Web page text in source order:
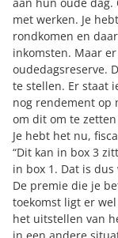
met werken. Je
rondkomen en
inkomsten. Maar
oudedagsreserve.
te stellen. Er staat
nog rendement op
om dit om te
Je hebt het nu,
“Dit kan in box 3
in box 1. Dat is
De premie die je
toekomst ligt er
het uitstellen van